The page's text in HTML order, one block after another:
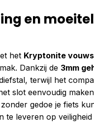
en
het Kryptonite
Dankzij de 3mm
terwijl het
slot eenvoudig
gedoe je fiets
te leveren op